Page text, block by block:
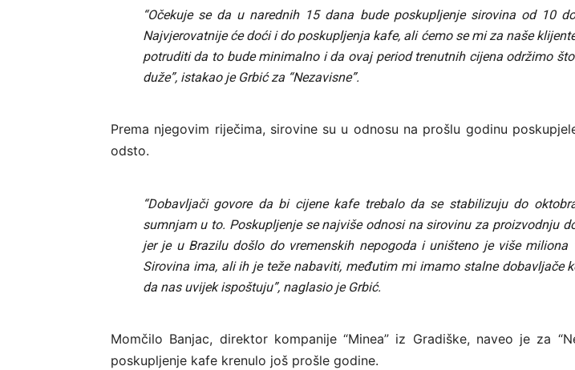
“Očekuje se da u narednih 15 dana bude poskupljenje sirovina od 10
Najvjerovatnije će doći i do poskupljenja kafe, ali ćemo se mi za naše
potruditi da to bude minimalno i da ovaj period trenutnih cijena održimo
duže”, istakao je Grbić za “Nezavisne”.
Prema njegovim riječima, sirovine su u odnosu na prošlu godinu
odsto.
“Dobavljači govore da bi cijene kafe trebalo da se stabilizuju do
sumnjam u to. Poskupljenje se najviše odnosi na sirovinu za proizvodnju
jer je u Brazilu došlo do vremenskih nepogoda i uništeno je više miliona
Sirovina ima, ali ih je teže nabaviti, međutim mi imamo stalne dobavljače
da nas uvijek ispoštuju”, naglasio je Grbić.
Momčilo Banjac, direktor kompanije “Minea” iz Gradiške, naveo je za
poskupljenje kafe krenulo još prošle godine.